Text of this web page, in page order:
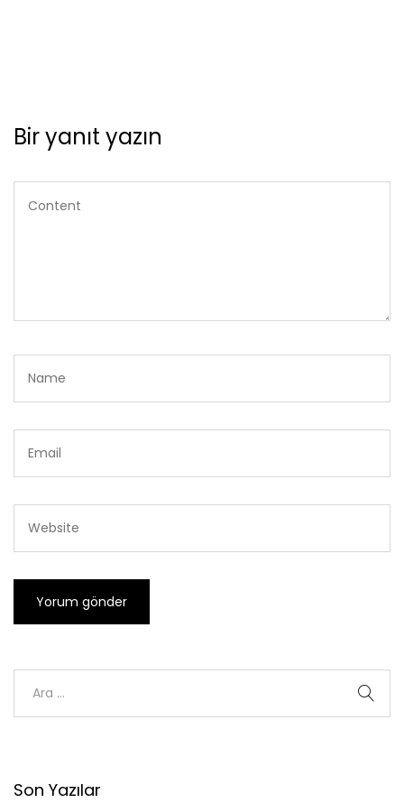
Bir yanıt yazın
Son Yazılar